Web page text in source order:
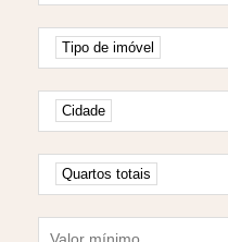
Tipo de imóvel
Tipo de imóvel
Cidade
Cidade
Quartos
Quartos totais